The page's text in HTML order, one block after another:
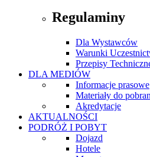
Regulaminy
Dla Wystawców
Warunki
Przepisy
DLA MEDIÓW
Informacje prasowe
Materiały do
Akredytacje
AKTUALNOŚCI
PODRÓŻ I POBYT
Dojazd
Hotele